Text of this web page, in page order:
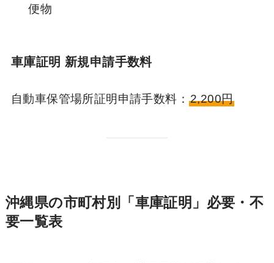
便物
車庫証明 新規申請手数料
自動車保管場所証明申請手数料： 2,200円
沖縄県の市町村別「車庫証明」必要・不
要一覧表